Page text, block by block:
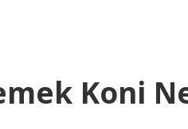
Koni